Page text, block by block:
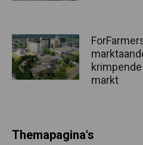
markt
Themapagina's